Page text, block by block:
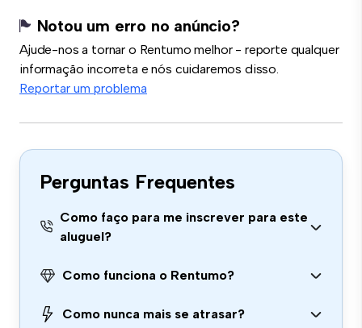
Notou um erro no anúncio?
Ajude-nos a tornar o Rentumo melhor - reporte qualquer
informação incorreta e nós cuidaremos disso.
Reportar um problema
Perguntas Frequentes
Como faço para me inscrever para este
aluguel?
Como funciona o Rentumo?
Como nunca mais se atrasar?